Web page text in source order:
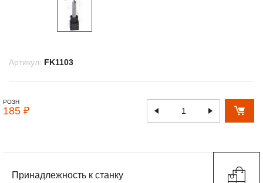
Артикул: FK1103
РОЗН
185 ₽
Принадлежность к станку